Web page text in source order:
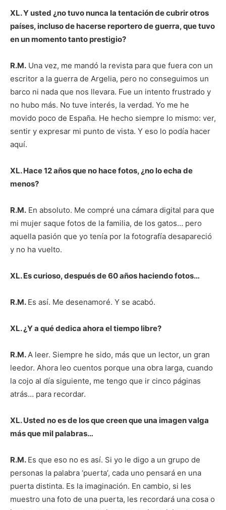
XL. Y usted ¿no tuvo nunca la tentación de cubrir otros
países, incluso de hacerse reportero de guerra, que tuvo
en un momento tanto prestigio?
R.M. Una vez, me mandó la revista para que fuera con un
escritor a la guerra de Argelia, pero no conseguimos un
barco ni nada que nos llevara. Fue un intento frustrado y
no hubo más. No tuve interés, la verdad. Yo me he
movido poco de España. He hecho siempre lo mismo: ver,
sentir y expresar mi punto de vista. Y eso lo podía hacer
aquí.
XL. Hace 12 años que no hace fotos, ¿no lo echa de
menos?
R.M. En absoluto. Me compré una cámara digital para que
mi mujer saque fotos de la familia, de los gatos… pero
aquella pasión que yo tenía por la fotografía desapareció
y no ha vuelto.
XL. Es curioso, después de 60 años haciendo fotos…
R.M. Es así. Me desenamoré. Y se acabó.
XL. ¿Y a qué dedica ahora el tiempo libre?
R.M.A leer. Siempre he sido, más que un lector, un gran
leedor. Ahora leo cuentos porque una obra larga, cuando
la cojo al día siguiente, me tengo que ir cinco páginas
atrás… para recordar.
XL. Usted no es de los que creen que una imagen valga
más que mil palabras…
R.M. Es que eso no es así. Si yo le digo a un grupo de
personas la palabra ‘puerta’, cada uno pensará en una
puerta distinta. Es la imaginación. En cambio, si les
muestro una foto de una puerta, les recordará una cosa o